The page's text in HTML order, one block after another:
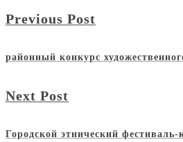
Previous Post
районный конкурс
Next Post
Городской этнический